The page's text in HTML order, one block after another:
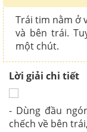
Trái tim nằm ở
và bên trái.
một chút.
Lời giải chi tiết
- Dùng đầu
chếch về bên